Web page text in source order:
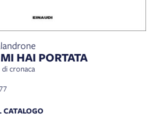
HAI PORTATA
di cronaca
CATALOGO